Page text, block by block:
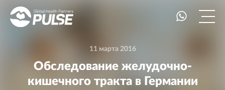
11 марта 2016
Обследование желудочно-
кишечного тракта в Германии